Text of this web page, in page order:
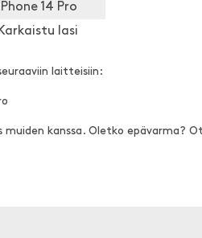
14 Pro
Karkaistu lasi
laitteisiin:
muiden kanssa. Oletko epävarma?